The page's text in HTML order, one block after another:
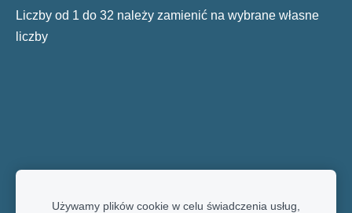
Liczby od 1 do 32 należy zamienić na wybrane własne
liczby
Używamy plików cookie w celu świadczenia usług,